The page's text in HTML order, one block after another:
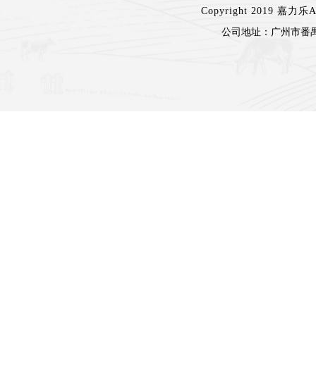
Copyright 2019 嘉力
公司地址： 广州市番